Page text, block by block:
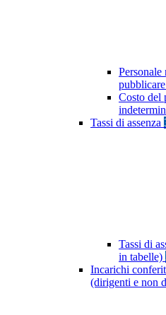
Personale
Costo del
Tassi di assenza
Tassi di
in tabelle)
Incarichi
(dirigenti e non